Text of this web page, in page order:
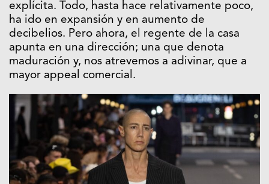
explícita. Todo, hasta hace relativamente poco,
ha ido en expansión y en aumento de
decibelios. Pero ahora, el regente de la casa
apunta en una dirección; una que denota
maduración y, nos atrevemos a adivinar, que a
mayor appeal comercial.